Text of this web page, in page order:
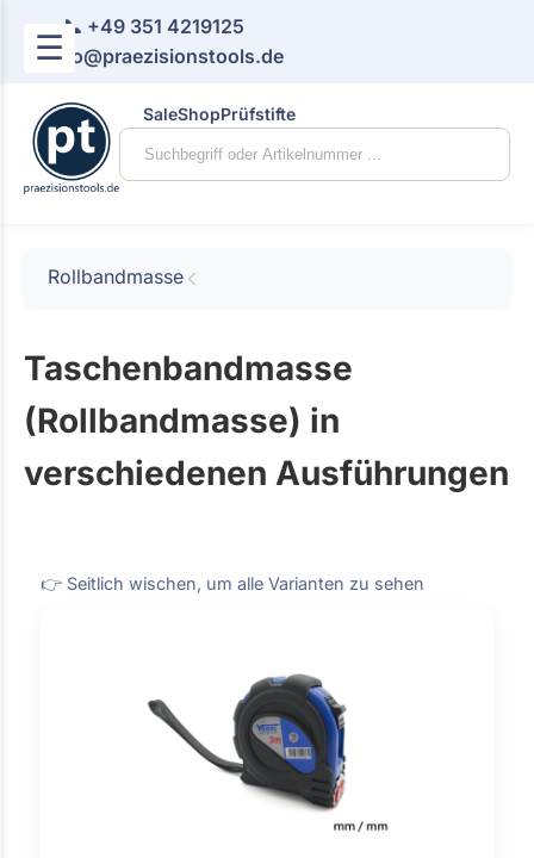
☰
📞 +49 351 4219125
📧 info@praezisionstools.de
SaleShopPrüfstifte
Rollbandmasse
Taschenbandmasse
(Rollbandmasse) in
verschiedenen Ausführungen
👉 Seitlich wischen, um alle Varianten zu sehen